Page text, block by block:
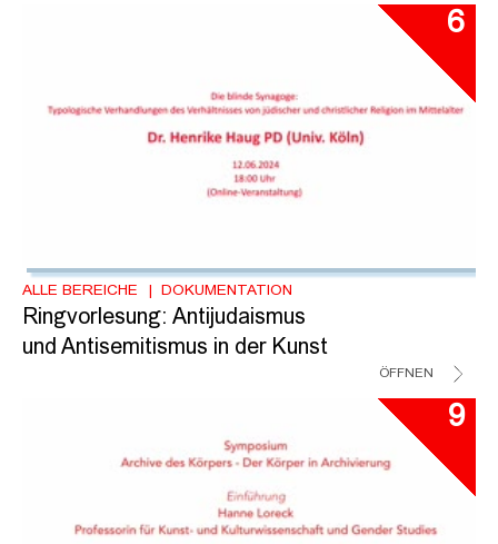
6
ALLE BEREICHE DOKUMENTATION
Ringvorlesung: Antijudaismus
und Antisemitismus in der Kunst
ÖFFNEN
9